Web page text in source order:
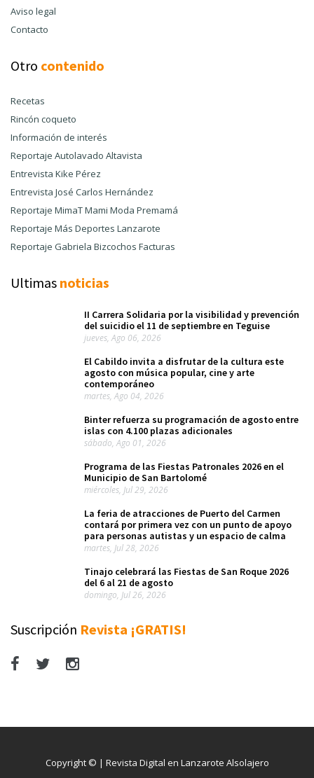
Aviso legal
Contacto
Otro contenido
Recetas
Rincón coqueto
Información de interés
Reportaje Autolavado Altavista
Entrevista Kike Pérez
Entrevista José Carlos Hernández
Reportaje MimaT Mami Moda Premamá
Reportaje Más Deportes Lanzarote
Reportaje Gabriela Bizcochos Facturas
Ultimas noticias
II Carrera Solidaria por la visibilidad y prevención
del suicidio el 11 de septiembre en Teguise
jueves, Ago 06, 2026
El Cabildo invita a disfrutar de la cultura este
agosto con música popular, cine y arte
contemporáneo
martes, Ago 04, 2026
Binter refuerza su programación de agosto entre
islas con 4.100 plazas adicionales
sábado, Ago 01, 2026
Programa de las Fiestas Patronales 2026 en el
Municipio de San Bartolomé
miércoles, Jul 29, 2026
La feria de atracciones de Puerto del Carmen
contará por primera vez con un punto de apoyo
para personas autistas y un espacio de calma
martes, Jul 28, 2026
Tinajo celebrará las Fiestas de San Roque 2026
del 6 al 21 de agosto
domingo, Jul 26, 2026
Suscripción Revista ¡GRATIS!
Copyright © | Revista Digital en Lanzarote Alsolajero